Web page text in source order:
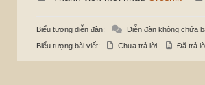
Biểu tượng diễn đàn: Diễn đàn không chứa
Biểu tượng bài viết:
Chưa trả lời Đã trả